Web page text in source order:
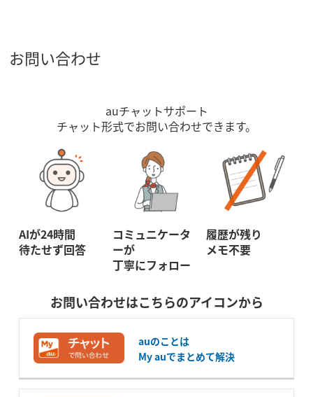
お問い合わせ
auチャットサポート
チャット形式でお問い合わせできます。
AIが24時間
待たせず回答
コミュニケータ
ーが
丁寧にフォロー
履歴が残り
メモ不要
お問い合わせはこちらのアイコンから
auのことは
My auでまとめて解決